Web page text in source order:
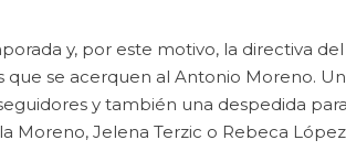
y, por este motivo, la directiva
que se acerquen al Antonio Moreno.
y también una despedida
Moreno, Jelena Terzic o Rebeca